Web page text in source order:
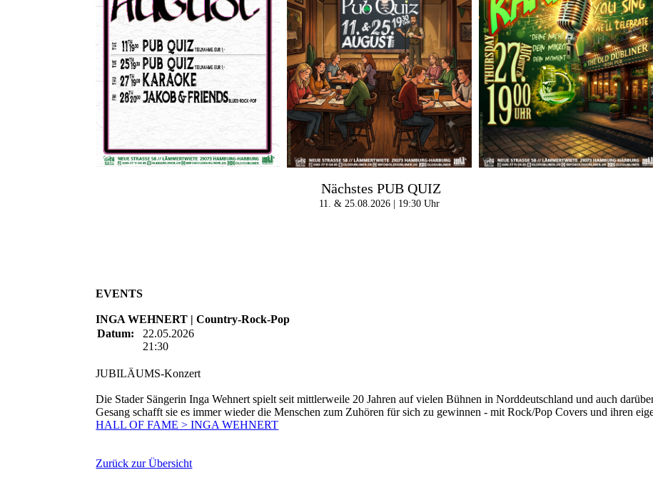
Nächstes PUB QUIZ
11. & 25.08.2026 | 19:30 Uhr
EVENTS
INGA WEHNERT | Country-Rock-Pop
Datum:
22.05.2026
21:30
JUBILÄUMS-Konzert
Die Stader Sängerin Inga Wehnert spielt seit mittlerweile 20 Jahren auf vielen Bühnen in Norddeutschland und auch
Gesang schafft sie es immer wieder die Menschen zum Zuhören für sich zu gewinnen - mit Rock/Pop Covers und ihren
HALL OF FAME > INGA WEHNERT
Zurück zur Übersicht